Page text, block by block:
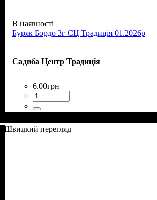
В наявності
Буряк Бордо 3г СЦ Традиція 01.2026р
Садиба Центр Традиція
6.00грн
Швидкий перегляд